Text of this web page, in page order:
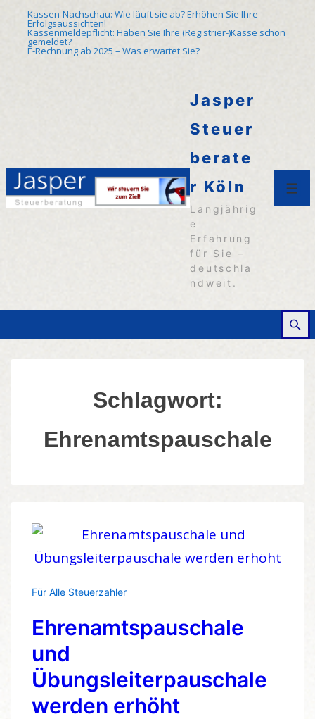
Zum
Inhalt
Kassen-Nachschau: Wie läuft sie ab? Erhöhen Sie Ihre
Erfolgsaussichten!
Kassenmeldepflicht: Haben Sie Ihre (Registrier-)Kasse schon
gemeldet?
E-Rechnung ab 2025 – Was erwartet Sie?
Jasper
Steuer
berate
r Köln
Langjährig
e
Erfahrung
für Sie –
deutschla
ndweit.
Schlagwort:
Ehrenamtspauschale
Für Alle Steuerzahler
Ehrenamtspauschale
und
Übungsleiterpauschale
werden erhöht